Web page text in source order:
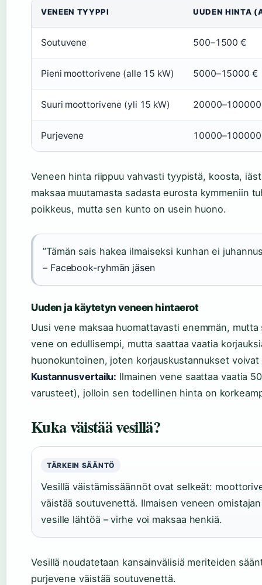
VENEEN TYYPPI UUDEN HINTA
Soutuvene 500–1500 €
Pieni moottorivene (alle 15 kW) 5000–15000 €
Suuri moottorivene (yli 15 kW)
Purjevene
Veneen hinta riippuu vahvasti tyypistä, koosta,
maksaa muutamasta sadasta eurosta kymmeniin
poikkeus, mutta sen kunto on usein huono.
”Tämän sais hakea ilmaiseksi kunhan ei
– Facebook-ryhmän jäsen
Uuden ja käytetyn veneen hintaerot
Uusi vene maksaa huomattavasti enemmän,
vene on edullisempi, mutta saattaa vaatia
huonokuntoinen, joten korjauskustannukset
Kustannusvertailu: Ilmainen vene saattaa vaatia
varusteet), jolloin sen todellinen hinta on
Kuka väistää vesillä?
TÄRKEIN SÄÄNTÖ
Vesillä väistämissäännöt ovat selkeät:
väistää soutuvenettä. Ilmaisen veneen
vesille lähtöä – virhe voi maksaa henkiä.
Vesillä noudatetaan kansainvälisiä meriteiden
purjevene väistää soutuvenettä.